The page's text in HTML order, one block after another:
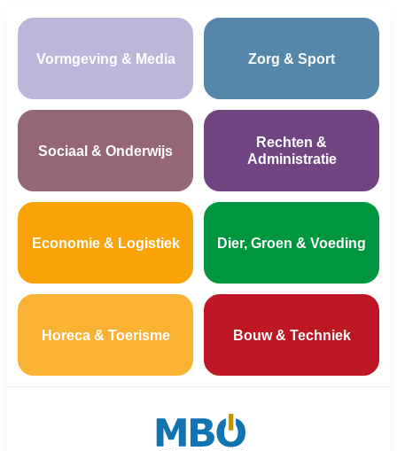
Vormgeving & Media Zorg & Sport
Sociaal & Onderwijs
Rechten &
Administratie
Economie & Logistiek Dier, Groen & Voeding
Horeca & Toerisme Bouw & Techniek